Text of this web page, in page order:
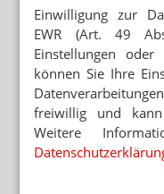
Einwilligung zur
EWR (Art. 49
Einstellungen oder
können Sie Ihre
freiwillig und
Weitere
MVZ-
Zahnärzte:
Wegen
MVZ
„Geld